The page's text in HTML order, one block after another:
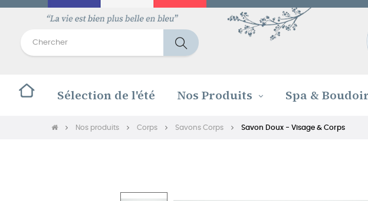
Sélection de l'été Nos Produits Spa &
Nos produits Corps Savons Corps Savon Doux - Visage & Corps